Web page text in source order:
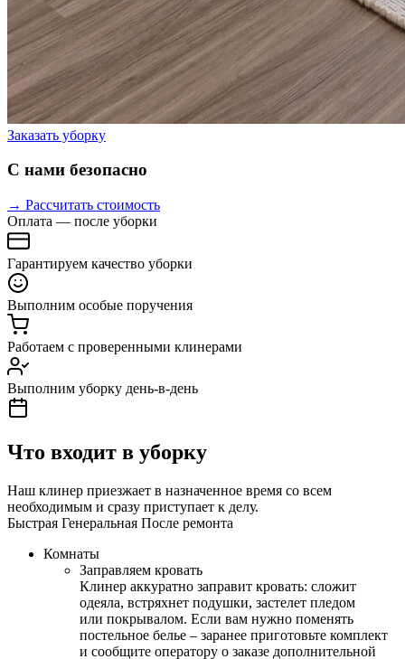
Заказать уборку
С нами безопасно
→ Рассчитать стоимость
Оплата — после уборки
Гарантируем качество уборки
Выполним особые поручения
Работаем с проверенными клинерами
Выполним уборку день-в-день
Что входит в уборку
Наш клинер приезжает в назначенное время со всем
необходимым и сразу приступает к делу.
Быстрая Генеральная После ремонта
Комнаты
Заправляем кровать
Клинер аккуратно заправит кровать: сложит
одеяла, встряхнет подушки, застелет пледом
или покрывалом. Если вам нужно поменять
постельное белье – заранее приготовьте комплект
и сообщите оператору о заказе дополнительной